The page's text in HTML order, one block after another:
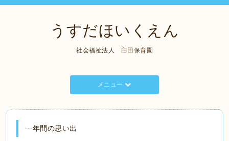
うすだほいくえん
社会福祉法人 臼田保育園
メニュー
一年間の思い出